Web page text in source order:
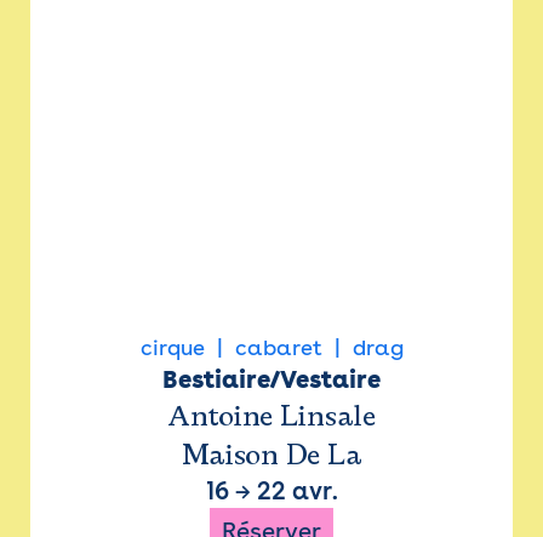
cirque cabaret drag
Bestiaire/Vestaire
Antoine Linsale
Maison De La
16→ 22 avr.
Réserver